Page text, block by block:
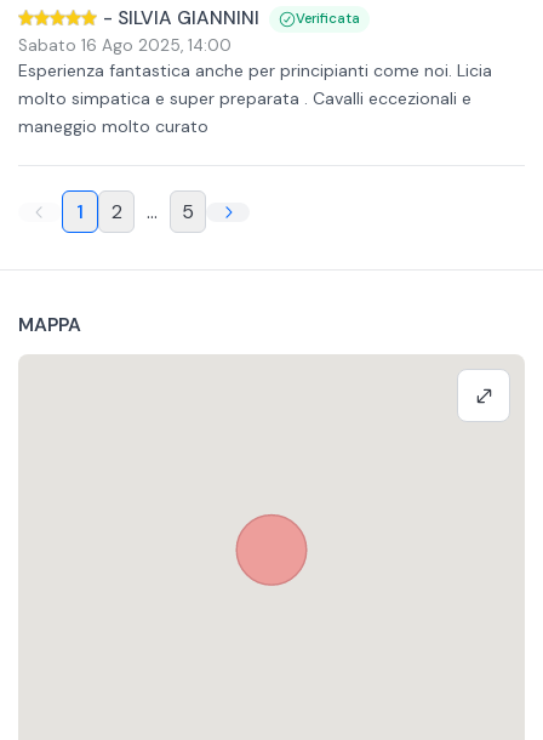
- SILVIA GIANNINI Verificata
Sabato 16 Ago 2025, 14:00
Esperienza fantastica anche per principianti come noi. Licia
molto simpatica e super preparata . Cavalli eccezionali e
maneggio molto curato
1 2 ... 5
MAPPA